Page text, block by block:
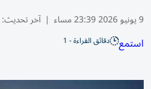
9 يونيو 2026 23:39 مساء | آخر تحديث:
استمع دقائق القراءة - 1